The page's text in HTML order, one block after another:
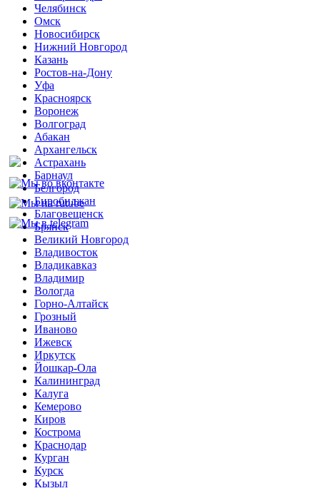
Челябинск
Омск
Новосибирск
Нижний Новгород
Казань
Ростов-на-Дону
Уфа
Красноярск
Воронеж
Волгоград
Абакан
Архангельск
Астрахань
Барнаул
Белгород
Биробиджан
Благовещенск
Брянск
Великий Новгород
Владивосток
Владикавказ
Владимир
Вологда
Горно-Алтайск
Грозный
Иваново
Ижевск
Иркутск
Йошкар-Ола
Калининград
Калуга
Кемерово
Киров
Кострома
Краснодар
Курган
Курск
Кызыл